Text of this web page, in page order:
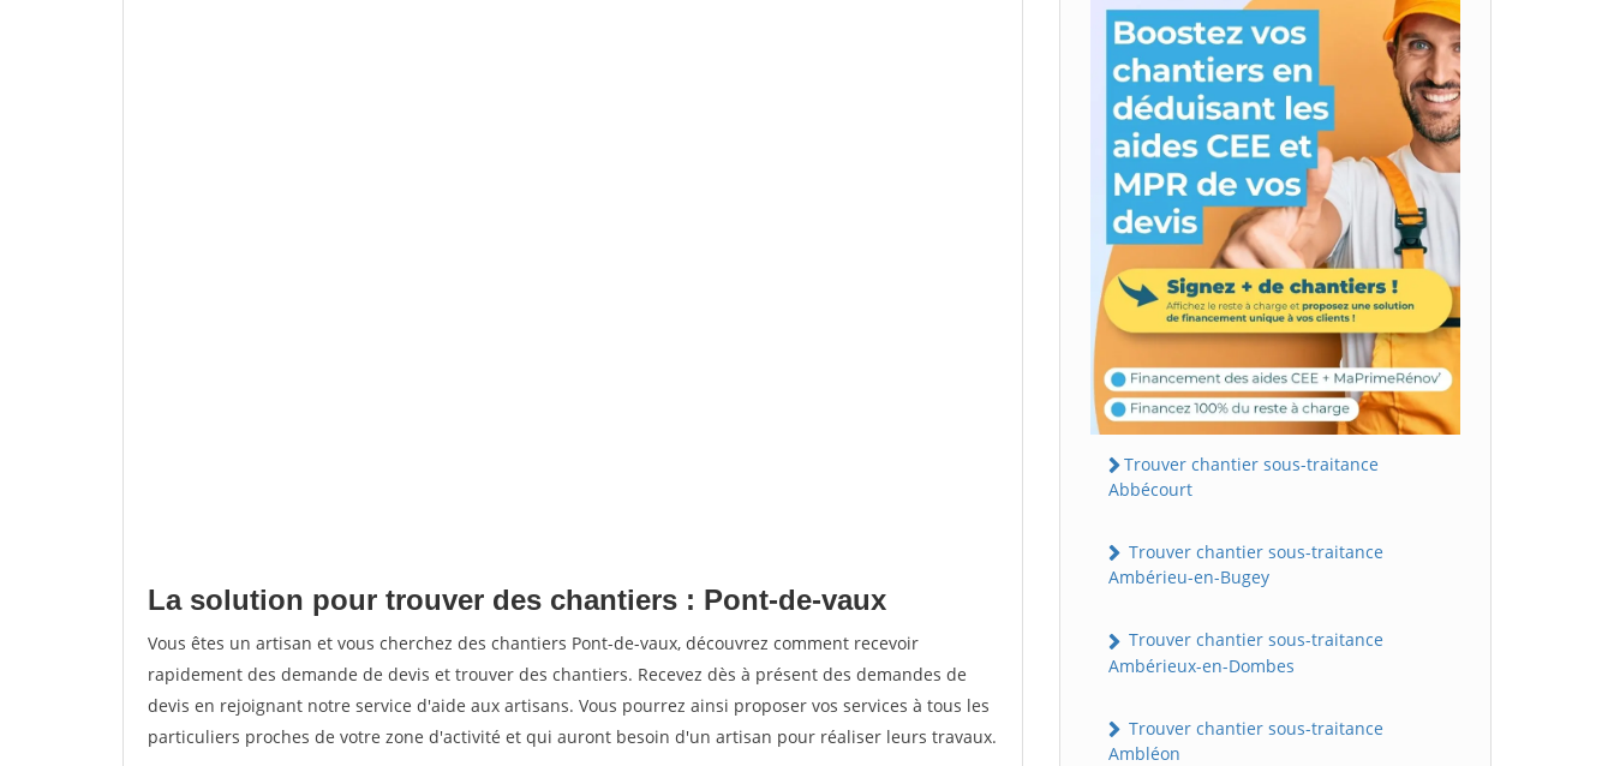
La solution pour trouver des chantiers : Pont-de-vaux
Vous êtes un artisan et vous cherchez des chantiers Pont-de-vaux, découvrez comment recevoir
rapidement des demande de devis et trouver des chantiers. Recevez dès à présent des demandes de
devis en rejoignant notre service d'aide aux artisans. Vous pourrez ainsi proposer vos services à tous les
particuliers proches de votre zone d'activité et qui auront besoin d'un artisan pour réaliser leurs travaux.
Trouver chantier sous-traitance
Abbécourt
Trouver chantier sous-traitance
Ambérieu-en-Bugey
Trouver chantier sous-traitance
Ambérieux-en-Dombes
Trouver chantier sous-traitance
Ambléon